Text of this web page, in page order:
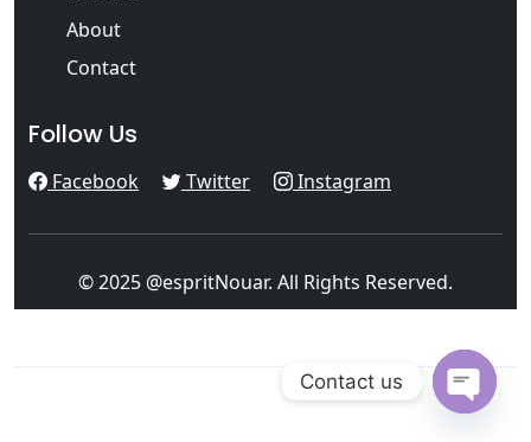
About
Contact
Follow Us
Facebook Twitter Instagram
© 2025 @espritNouar. All Rights Reserved.
Contact us